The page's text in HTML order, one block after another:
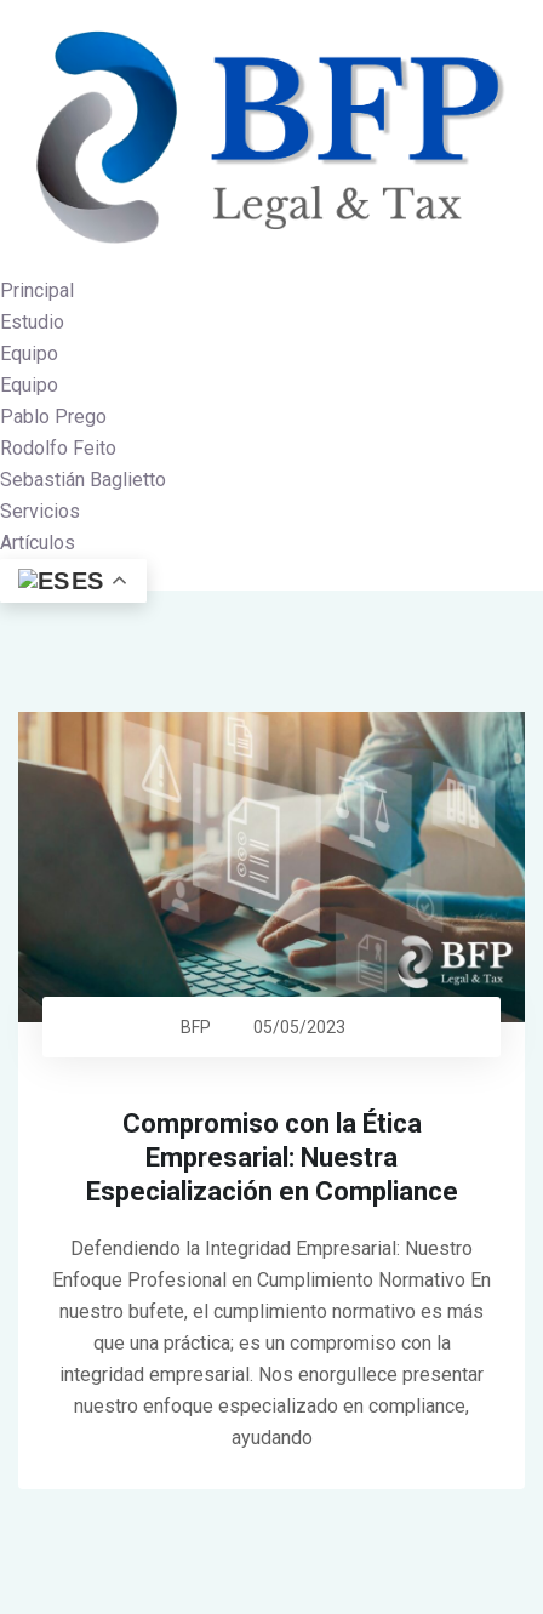
Principal
Estudio
Equipo
Equipo
Pablo Prego
Rodolfo Feito
Sebastián Baglietto
Servicios
Artículos
ES
Compliance
BFP 05/05/2023
Compromiso con la Ética
Empresarial: Nuestra
Especialización en Compliance
Defendiendo la Integridad Empresarial: Nuestro
Enfoque Profesional en Cumplimiento Normativo En
nuestro bufete, el cumplimiento normativo es más
que una práctica; es un compromiso con la
integridad empresarial. Nos enorgullece presentar
nuestro enfoque especializado en compliance,
ayudando